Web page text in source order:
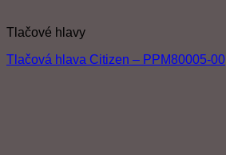
Tlačové hlavy
Tlačová hlava Citizen – PPM80005-00